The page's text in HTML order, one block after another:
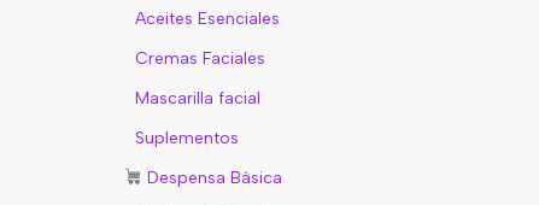
Aceites Esenciales
Cremas Faciales
Mascarilla facial
Suplementos
Despensa Básica